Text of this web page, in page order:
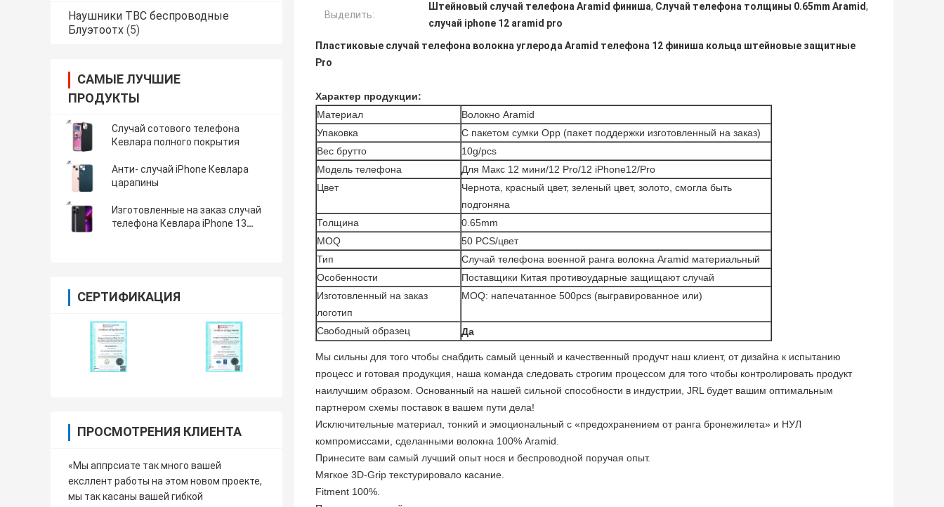
Наушники ТВС беспроводные
Блуэтоотх (5)
САМЫЕ ЛУЧШИЕ
ПРОДУКТЫ
Случай сотового телефона
Кевлара полного покрытия
Анти- случай iPhone Кевлара
царапины
Изготовленные на заказ случай
телефона Кевлара iPhone 13
СЕРТИФИКАЦИЯ
ПРОСМОТРЕНИЯ КЛИЕНТА
«Мы аппрсиате так много вашей
ексллент работы на этом новом проекте,
мы так касаны вашей гибкой
Выделить:
Штейновый случай телефона Aramid финиша, Случай телефона толщины 0.65mm Aramid,
случай iphone 12 aramid pro
Пластиковые случай телефона волокна углерода Aramid телефона 12 финиша кольца штейновые защитные
Pro
Характер продукции:
Материал
Волокно Aramid
Упаковка
С пакетом сумки Opp (пакет поддержки изготовленный на заказ)
Вес брутто
10g/pcs
Модель телефона
Для Макс 12 мини/12 Pro/12 iPhone12/Pro
Цвет
Чернота, красный цвет, зеленый цвет, золото, смогла быть
подгоняна
Толщина
0.65mm
MOQ
50 PCS/цвет
Тип
Случай телефона военной ранга волокна Aramid материальный
Особенности
Поставщики Китая противоударные защищают случай
Изготовленный на заказ
логотип
MOQ: напечатанное 500pcs (выгравированное или)
Свободный образец Да
Мы сильны для того чтобы снабдить самый ценный и качественный продучт наш клиент, от дизайна к испытанию
процесс и готовая продукция, наша команда следовать строгим процессом для того чтобы контролировать продукт
наилучшим образом. Основанный на нашей сильной способности в индустрии, JRL будет вашим оптимальным
партнером схемы поставок в вашем пути дела!
Исключительные материал, тонкий и эмоциональный с «предохранением от ранга бронежилета» и НУЛ
компромиссами, сделанными волокна 100% Aramid.
Принесите вам самый лучший опыт нося и беспроводной поручая опыт.
Мягкое 3D-Grip текстурировало касание.
Fitment 100%.